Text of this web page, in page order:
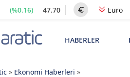
(%0.16) 47.70 Euro
HABERLER
» Ekonomi Haberleri »